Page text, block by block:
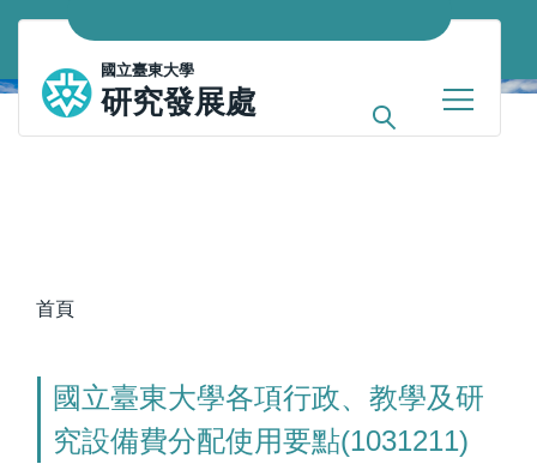
跳
主
內
國立臺東大學
研究發展處
首頁
國立臺東大學各項行政、教學及研
究設備費分配使用要點(1031211)